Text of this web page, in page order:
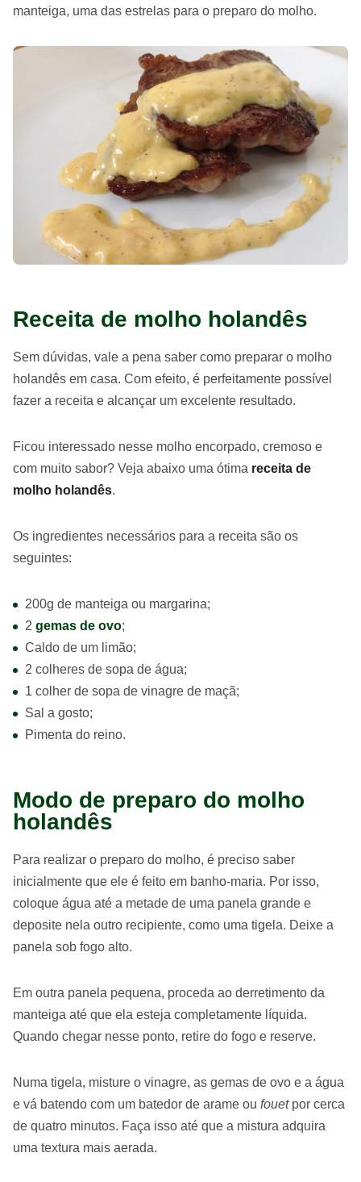
manteiga, uma das estrelas para o preparo do molho.
Receita de molho holandês
Sem dúvidas, vale a pena saber como preparar o molho
holandês em casa. Com efeito, é perfeitamente possível
fazer a receita e alcançar um excelente resultado.
Ficou interessado nesse molho encorpado, cremoso e
com muito sabor? Veja abaixo uma ótima receita de
molho holandês.
Os ingredientes necessários para a receita são os
seguintes:
200g de manteiga ou margarina;
2 gemas de ovo;
Caldo de um limão;
2 colheres de sopa de água;
1 colher de sopa de vinagre de maçã;
Sal a gosto;
Pimenta do reino.
Modo de preparo do molho
holandês
Para realizar o preparo do molho, é preciso saber
inicialmente que ele é feito em banho-maria. Por isso,
coloque água até a metade de uma panela grande e
deposite nela outro recipiente, como uma tigela. Deixe a
panela sob fogo alto.
Em outra panela pequena, proceda ao derretimento da
manteiga até que ela esteja completamente líquida.
Quando chegar nesse ponto, retire do fogo e reserve.
Numa tigela, misture o vinagre, as gemas de ovo e a água
e vá batendo com um batedor de arame ou fouetpor cerca
de quatro minutos. Faça isso até que a mistura adquira
uma textura mais aerada.